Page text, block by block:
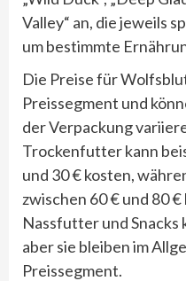
Valley“ an, die jeweils
um bestimmte
Die Preise für
Preissegment und
der Verpackung
Trockenfutter kann
und 30 € kosten,
zwischen 60 € und 80
Nassfutter und Snacks
aber sie bleiben im
Preissegment.